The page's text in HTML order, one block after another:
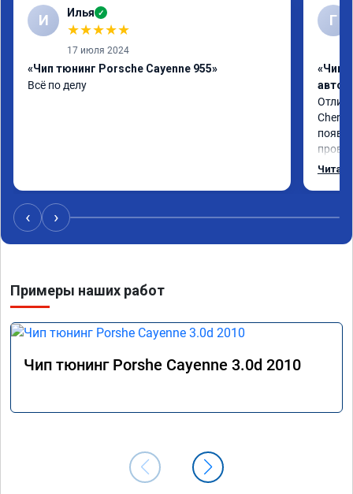
И Илья ✓
★★★★★
17 июля 2024
«Чип тюнинг Porsche Cayenne 955»
Всё по делу
Г
«Чип
Chery
‹ ›
Примеры наших работ
Чип тюнинг Porshe Cayenne 3.0d 2010